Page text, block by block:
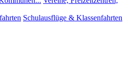
Schulausflüge & Klassenfahrten